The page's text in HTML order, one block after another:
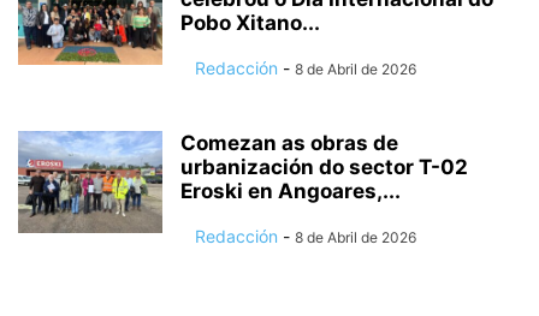
Pobo Xitano...
Redacción - 8 de Abril de 2026
Comezan as obras de
urbanización do sector T-02
Eroski en Angoares,...
Redacción - 8 de Abril de 2026